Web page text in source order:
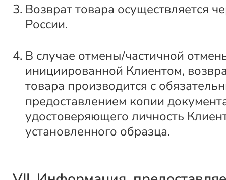
Возврат товара осуществляется
России.
В случае отмены/частичной
инициированной Клиентом,
товара производится с
предоставлением копии
удостоверяющего личность
установленного образца.